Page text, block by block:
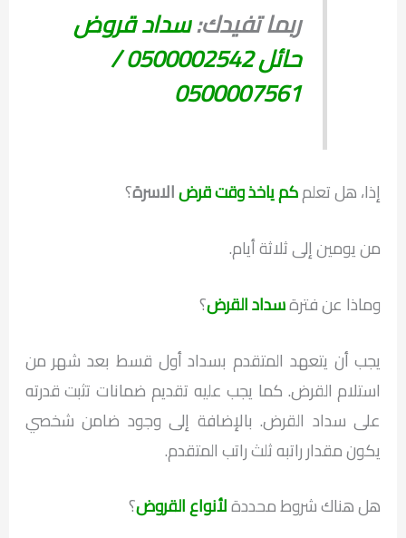
ربما تفيدك:سداد قروض
حائل 0500002542 /
0500007561
إذا، هل تعلمكم ياخذ وقت قرضالاسرة؟
من يومين إلى ثلاثة أيام.
وماذا عن فترةسداد القرض؟
يجب أن يتعهد المتقدم بسداد أول قسط بعد شهر من
استلام القرض. كما يجب عليه تقديم ضمانات تثبت قدرته
على سداد القرض. بالإضافة إلى وجود ضامن شخصي
يكون مقدار راتبه ثلث راتب المتقدم.
هل هناك شروط محددةلأنواع القروض؟